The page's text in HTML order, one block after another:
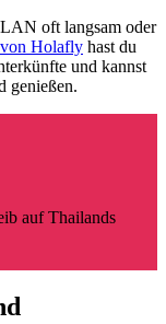
oft langsam oder
Holafly hast du
und kannst
genießen.
auf Thailands